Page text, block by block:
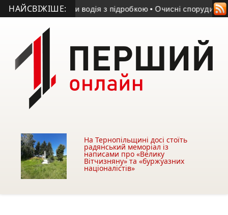
НАЙСВІЖІШЕ:
викрили водія з підробкою • Очисні споруди могли
На Тернопільщині досі стоїть
радянський меморіал із
написами про «Велику
Вітчизняну» та «буржуазних
націоналістів»